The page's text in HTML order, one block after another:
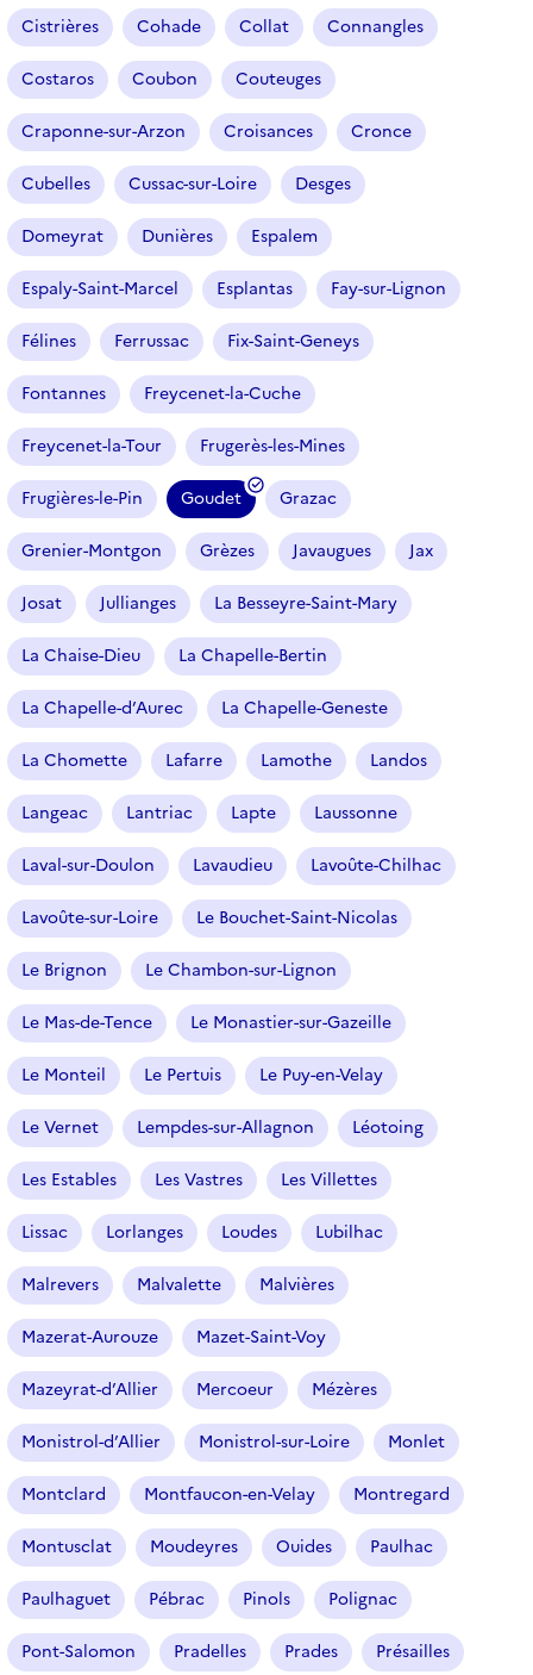
Cistrières Cohade Collat Connangles
Costaros Coubon Couteuges
Craponne-sur-Arzon Croisances Cronce
Cubelles Cussac-sur-Loire Desges
Domeyrat Dunières Espalem
Espaly-Saint-Marcel Esplantas Fay-sur-Lignon
Félines Ferrussac Fix-Saint-Geneys
Fontannes Freycenet-la-Cuche
Freycenet-la-Tour Frugerès-les-Mines
Frugières-le-Pin Goudet
(
f
i
t
r
e
é
l
c
t
i
o
n
n
é
)
Grazac
Grenier-Montgon Grèzes Javaugues Jax
Josat Jullianges La Besseyre-Saint-Mary
La Chaise-Dieu La Chapelle-Bertin
La Chapelle-d’Aurec La Chapelle-Geneste
La Chomette Lafarre Lamothe Landos
Langeac Lantriac Lapte Laussonne
Laval-sur-Doulon Lavaudieu Lavoûte-Chilhac
Lavoûte-sur-Loire Le Bouchet-Saint-Nicolas
Le Brignon Le Chambon-sur-Lignon
Le Mas-de-Tence Le Monastier-sur-Gazeille
Le Monteil Le Pertuis Le Puy-en-Velay
Le Vernet Lempdes-sur-Allagnon Léotoing
Les Estables Les Vastres Les Villettes
Lissac Lorlanges Loudes Lubilhac
Malrevers Malvalette Malvières
Mazerat-Aurouze Mazet-Saint-Voy
Mazeyrat-d’Allier Mercoeur Mézères
Monistrol-d’Allier Monistrol-sur-Loire Monlet
Montclard Montfaucon-en-Velay Montregard
Montusclat Moudeyres Ouides Paulhac
Paulhaguet Pébrac Pinols Polignac
Pont-Salomon Pradelles Prades Présailles